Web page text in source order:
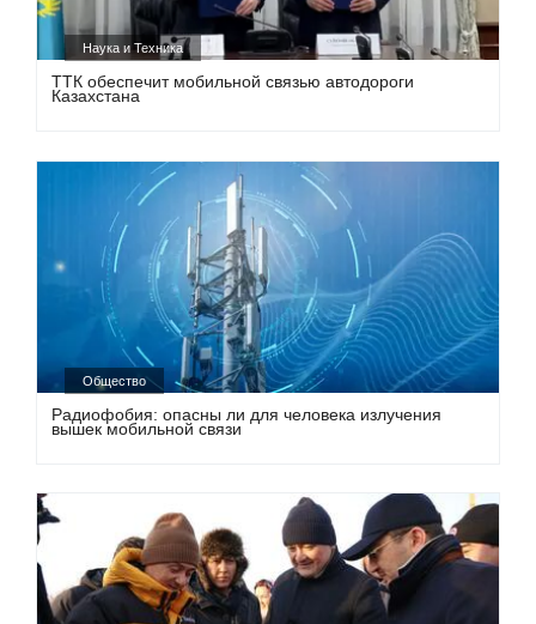
Наука и Техника
ТТК обеспечит мобильной связью автодороги
Казахстана
Общество
Радиофобия: опасны ли для человека излучения
вышек мобильной связи